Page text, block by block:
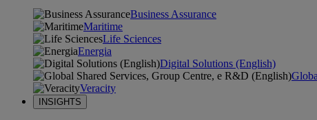
Business Assurance
Maritime
Life Sciences
Energia
Digital Solutions (English)
Veracity
INSIGHTS